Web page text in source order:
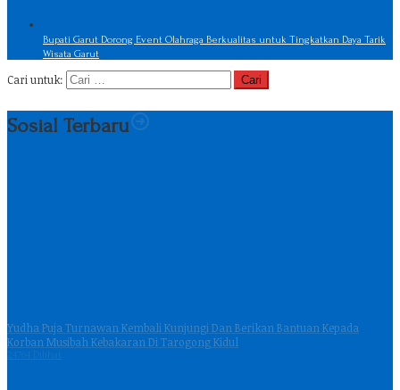
Bupati Garut Dorong Event Olahraga Berkualitas untuk Tingkatkan Daya Tarik
Wisata Garut
Cari untuk:
Sosial Terbaru
Yudha Puja Turnawan Kembali Kunjungi Dan Berikan Bantuan Kepada
Korban Musibah Kebakaran Di Tarogong Kidul
24764 Dilihat